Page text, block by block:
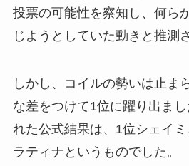
投票の可能性を察知し、何ら
じようとしていた動きと推測
しかし、コイルの勢いは止ま
な差をつけて1位に躍り出ま
れた公式結果は、1位シェイ
ラティナというものでした。